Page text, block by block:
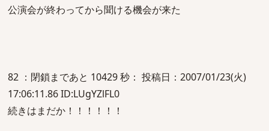
公演会が終わってから聞ける機会が来た
82 ：閉鎖まであと 10429 秒： 投稿日：2007/01/23(火)
17:06:11.86 ID:LUgYZlFL0
続きはまだか！！！！！！